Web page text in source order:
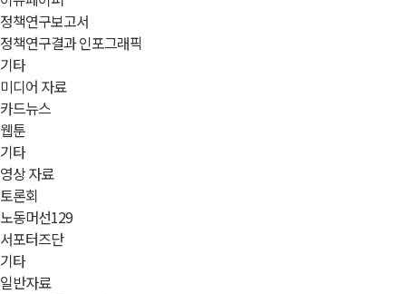
정책연구보고서
정책연구결과 인포그래픽
기타
미디어 자료
카드뉴스
웹툰
기타
영상 자료
토론회
노동머선129
서포터즈단
기타
일반자료